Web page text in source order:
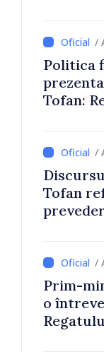
/
Politica
Tofan:
/
Tofan
/
Prim-
o